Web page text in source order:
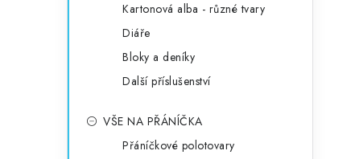
Kartonová alba - různé tvary
Diáře
Bloky a deníky
Další příslušenství
VŠE NA PŘÁNÍČKA
Přáníčkové polotovary